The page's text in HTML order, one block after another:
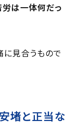
労は一体何だっ
見合うもので
堵と正当な